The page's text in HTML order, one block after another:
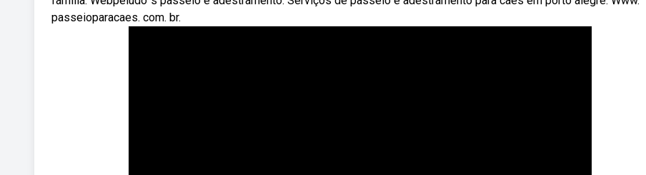
passeioparacaes. com. br.